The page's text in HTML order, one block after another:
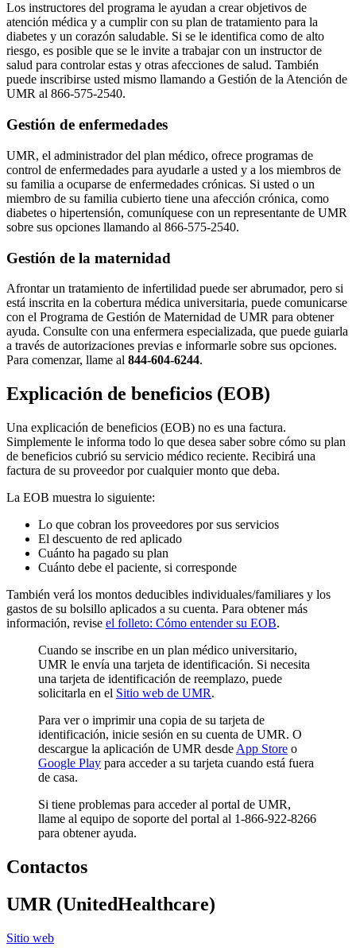
Los instructores del programa le ayudan a crear objetivos de
atención médica y a cumplir con su plan de tratamiento para la
diabetes y un corazón saludable. Si se le identifica como de alto
riesgo, es posible que se le invite a trabajar con un instructor de
salud para controlar estas y otras afecciones de salud. También
puede inscribirse usted mismo llamando a Gestión de la Atención de
UMR al 866-575-2540.
Gestión de enfermedades
UMR, el administrador del plan médico, ofrece programas de
control de enfermedades para ayudarle a usted y a los miembros de
su familia a ocuparse de enfermedades crónicas. Si usted o un
miembro de su familia cubierto tiene una afección crónica, como
diabetes o hipertensión, comuníquese con un representante de UMR
sobre sus opciones llamando al 866-575-2540.
Gestión de la maternidad
Afrontar un tratamiento de infertilidad puede ser abrumador, pero si
está inscrita en la cobertura médica universitaria, puede comunicarse
con el Programa de Gestión de Maternidad de UMR para obtener
ayuda. Consulte con una enfermera especializada, que puede guiarla
a través de autorizaciones previas e informarle sobre sus opciones.
Para comenzar, llame al 844-604-6244.
Explicación de beneficios (EOB)
Una explicación de beneficios (EOB) no es una factura.
Simplemente le informa todo lo que desea saber sobre cómo su plan
de beneficios cubrió su servicio médico reciente. Recibirá una
factura de su proveedor por cualquier monto que deba.
La EOB muestra lo siguiente:
Lo que cobran los proveedores por sus servicios
El descuento de red aplicado
Cuánto ha pagado su plan
Cuánto debe el paciente, si corresponde
También verá los montos deducibles individuales/familiares y los
gastos de su bolsillo aplicados a su cuenta. Para obtener más
información, revise el folleto: Cómo entender su EOB.
Cuando se inscribe en un plan médico universitario,
UMR le envía una tarjeta de identificación. Si necesita
una tarjeta de identificación de reemplazo, puede
solicitarla en el Sitio web de UMR.
Para ver o imprimir una copia de su tarjeta de
identificación, inicie sesión en su cuenta de UMR. O
descargue la aplicación de UMR desde App Store o
Google Play para acceder a su tarjeta cuando está fuera
de casa.
Si tiene problemas para acceder al portal de UMR,
llame al equipo de soporte del portal al 1-866-922-8266
para obtener ayuda.
Contactos
UMR (UnitedHealthcare)
Sitio web